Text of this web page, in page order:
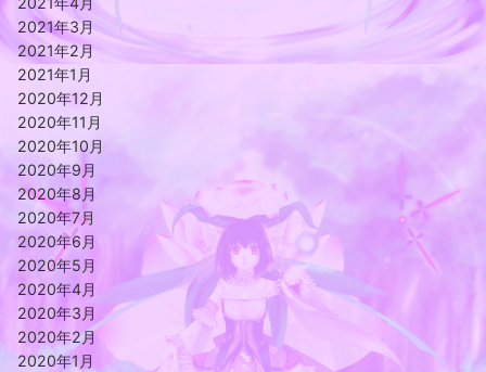
2021年3月
2021年2月
2021年1月
2020年12月
2020年11月
2020年10月
2020年9月
2020年8月
2020年7月
2020年6月
2020年5月
2020年4月
2020年3月
2020年2月
2020年1月